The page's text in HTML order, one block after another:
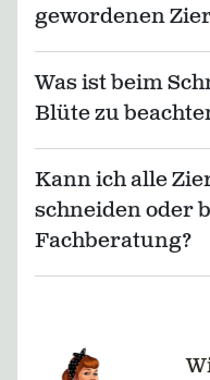
gewordenen
Was ist beim
Blüte zu
Kann ich alle
schneiden oder
Fachberatung?